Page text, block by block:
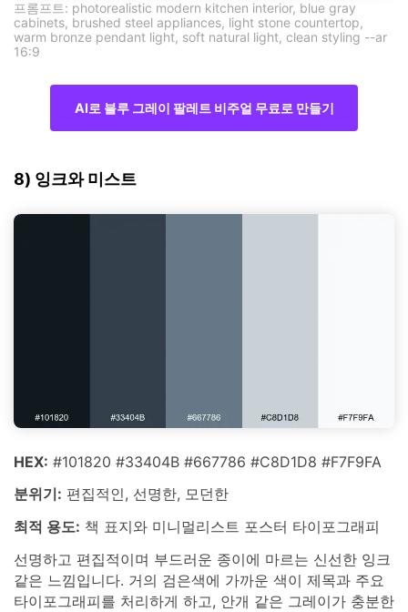
프롬프트: photorealistic modern kitchen interior, blue gray
cabinets, brushed steel appliances, light stone countertop,
warm bronze pendant light, soft natural light, clean styling --ar
16:9
AI로 블루 그레이 팔레트 비주얼 무료로 만들기
8) 잉크와 미스트
HEX: #101820 #33404B #667786 #C8D1D8 #F7F9FA
분위기: 편집적인, 선명한, 모던한
최적 용도: 책 표지와 미니멀리스트 포스터 타이포그래피
선명하고 편집적이며 부드러운 종이에 마르는 신선한 잉크
같은 느낌입니다. 거의 검은색에 가까운 색이 제목과 주요
타이포그래피를 처리하게 하고, 안개 같은 그레이가 충분한